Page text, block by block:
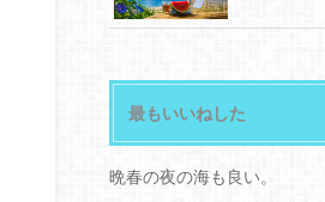
最もいいねした
晩春の夜の海も良い。